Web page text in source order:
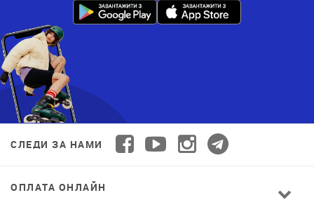
СЛЕДИ ЗА НАМИ
ОПЛАТА ОНЛАЙН